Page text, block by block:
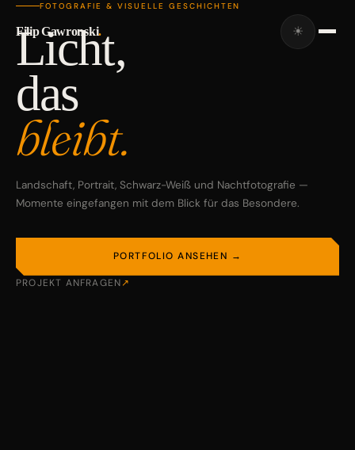
Filip Gawronski. ☀
FOTOGRAFIE & VISUELLE GESCHICHTEN
Licht,
das
bleibt.
Landschaft, Portrait, Schwarz-Weiß und Nachtfotografie —
Momente eingefangen mit dem Blick für das Besondere.
PORTFOLIO ANSEHEN →
PROJEKT ANFRAGEN↗